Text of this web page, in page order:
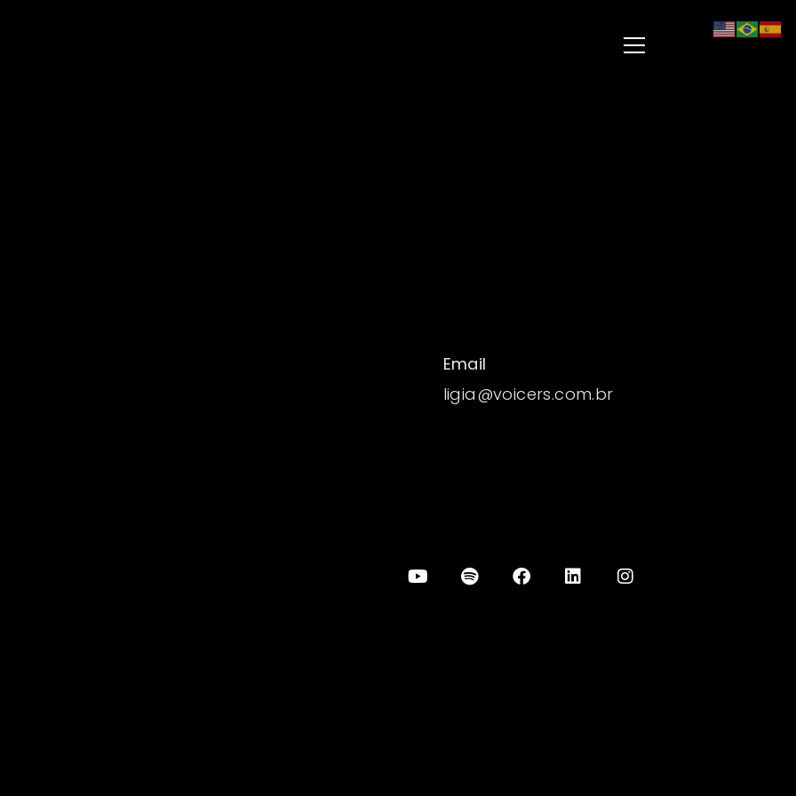
Email
ligia@voicers.com.br